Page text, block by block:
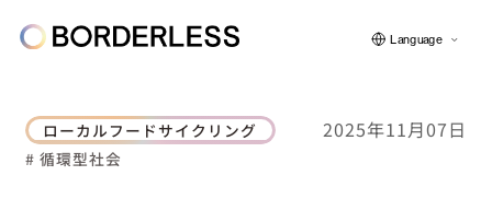
ボーダレスについて
Language
ローカルフードサイクリング 2025年11月07日
# 循環型社会